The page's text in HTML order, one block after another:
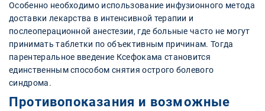
Особенно необходимо использование инфузионного метода
доставки лекарства в интенсивной терапии и
послеоперационной анестезии, где больные часто не могут
принимать таблетки по объективным причинам. Тогда
парентеральное введение Ксефокама становится
единственным способом снятия острого болевого
синдрома.
Противопоказания и возможные